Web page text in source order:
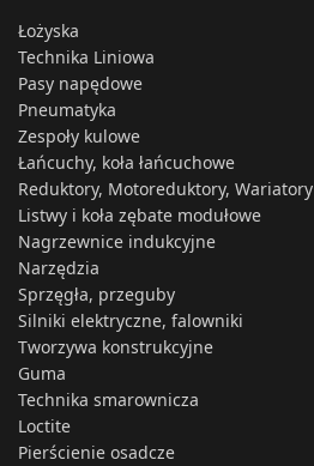
Łożyska
Technika Liniowa
Pasy napędowe
Pneumatyka
Zespoły kulowe
Łańcuchy, koła łańcuchowe
Reduktory, Motoreduktory, Wariatory
Listwy i koła zębate modułowe
Nagrzewnice indukcyjne
Narzędzia
Sprzęgła, przeguby
Silniki elektryczne, falowniki
Tworzywa konstrukcyjne
Guma
Technika smarownicza
Loctite
Pierścienie osadcze